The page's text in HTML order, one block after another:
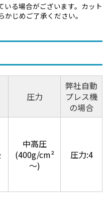
いる場合がございます。カット
じめご了承ください。
圧力
弊社自動
プレス機
の場合
中高圧
(400g/cm²
～)
圧力:4